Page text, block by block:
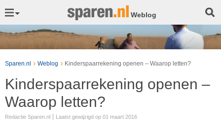
Weblog
Sparen.nl Weblog Kinderspaarrekening openen – Waarop letten?
Kinderspaarrekening openen –
Waarop letten?
Redactie Sparen.nl Laatst gewijzigd op 01 maart 2016